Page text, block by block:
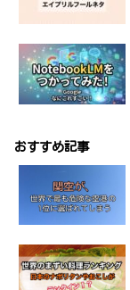
おすすめ記事